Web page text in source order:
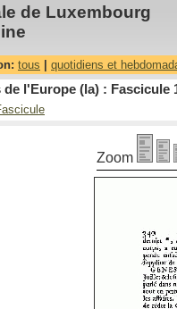
de Luxembourg
tous quotidiens et
l'Europe (la) : Fascicule
Zoom